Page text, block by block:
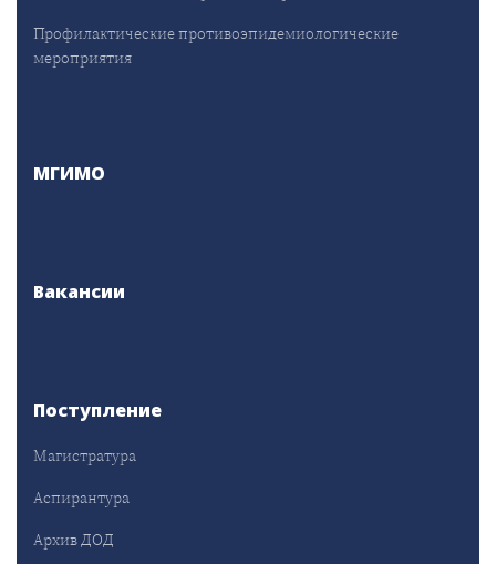
Профилактические противоэпидемиологические
мероприятия
МГИМО
Вакансии
Поступление
Магистратура
Аспирантура
Архив ДОД